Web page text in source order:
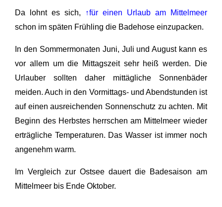
Da lohnt es sich,
↑für einen Urlaub am Mittelmeer
schon im späten Frühling die Badehose einzupacken.
In den Sommermonaten Juni, Juli und August kann es
vor allem um die Mittagszeit sehr heiß werden. Die
Urlauber sollten daher mittägliche Sonnenbäder
meiden. Auch in den Vormittags- und Abendstunden ist
auf einen ausreichenden Sonnenschutz zu achten. Mit
Beginn des Herbstes herrschen am Mittelmeer wieder
erträgliche Temperaturen. Das Wasser ist immer noch
angenehm warm.
Im Vergleich zur Ostsee dauert die Badesaison am
Mittelmeer bis Ende Oktober.